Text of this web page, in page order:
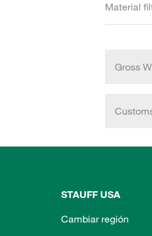
Material
Gross
STAUFF USA
Cambiar región